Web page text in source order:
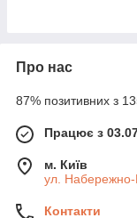
Про нас
87% позитивних з
Працює з
м. Київ
ул. Набережно-
Контакти